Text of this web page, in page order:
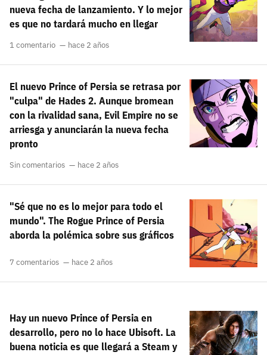
nueva fecha de lanzamiento. Y lo mejor
es que no tardará mucho en llegar
1 comentario hace 2 años
El nuevo Prince of Persia se retrasa por
"culpa" de Hades 2. Aunque bromean
con la rivalidad sana, Evil Empire no se
arriesga y anunciarán la nueva fecha
pronto
Sin comentarios hace 2 años
"Sé que no es lo mejor para todo el
mundo". The Rogue Prince of Persia
aborda la polémica sobre sus gráficos
7 comentarios hace 2 años
Hay un nuevo Prince of Persia en
desarrollo, pero no lo hace Ubisoft. La
buena noticia es que llegará a Steam y